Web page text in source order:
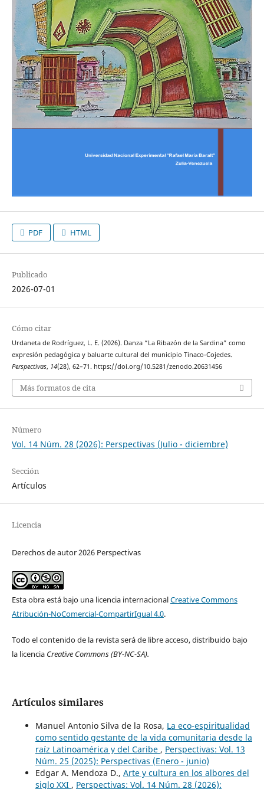
PDF HTML
Publicado
2026-07-01
Cómo citar
Urdaneta de Rodríguez, L. E. (2026). Danza “La Ribazón de la Sardina” como
expresión pedagógica y baluarte cultural del municipio Tinaco-Cojedes.
Perspectivas, 14(28), 62–71. https://doi.org/10.5281/zenodo.20631456
Más formatos de cita
Número
Vol. 14 Núm. 28 (2026): Perspectivas (Julio - diciembre)
Sección
Artículos
Licencia
Derechos de autor 2026 Perspectivas
Esta obra está bajo una licencia internacionalCreative Commons
Atribución-NoComercial-CompartirIgual 4.0.
Todo el contenido de la revista será de libre acceso, distribuido bajo
la licencia Creative Commons(BY-NC-SA).
Artículos similares
Manuel Antonio Silva de la Rosa, La eco-espiritualidad
como sentido gestante de la vida comunitaria desde la
raíz Latinoamérica y del Caribe , Perspectivas: Vol. 13
Núm. 25 (2025): Perspectivas (Enero - junio)
Edgar A. Mendoza D., Arte y cultura en los albores del
siglo XXI , Perspectivas: Vol. 14 Núm. 28 (2026):